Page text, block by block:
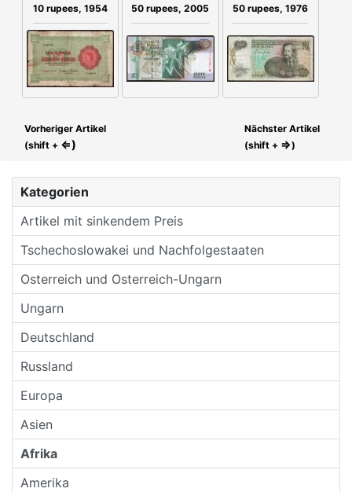
Kategorien
Artikel mit sinkendem Preis
Tschechoslowakei und Nachfolgestaaten
Osterreich und Osterreich-Ungarn
Ungarn
Deutschland
Russland
Europa
Asien
Afrika
Amerika
10 rupees, 1954 50 rupees, 2005 50 rupees, 1976
Vorheriger Artikel
(shift + ⇐)
Nächster Artikel
(shift + ⇒)